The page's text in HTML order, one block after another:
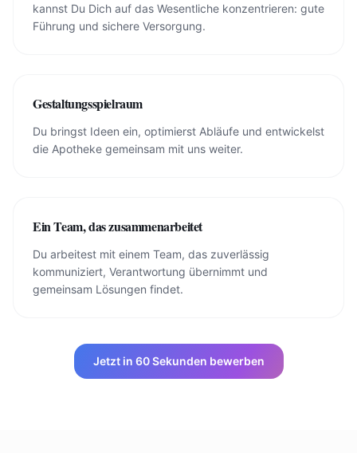
kannst Du Dich auf das Wesentliche konzentrieren: gute
Führung und sichere Versorgung.
Gestaltungsspielraum
Du bringst Ideen ein, optimierst Abläufe und entwickelst
die Apotheke gemeinsam mit uns weiter.
Ein Team, das zusammenarbeitet
Du arbeitest mit einem Team, das zuverlässig
kommuniziert, Verantwortung übernimmt und
gemeinsam Lösungen findet.
Jetzt in 60 Sekunden bewerben